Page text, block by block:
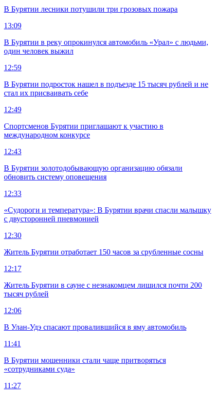
В Бурятии лесники потушили три грозовых пожара
13:09
В Бурятии в реку опрокинулся автомобиль «Урал» с людьми,
один человек выжил
12:59
В Бурятии подросток нашел в подъезде 15 тысяч рублей и не
стал их присваивать себе
12:49
Спортсменов Бурятии приглашают к участию в
международном конкурсе
12:43
В Бурятии золотодобывающую организацию обязали
обновить систему оповещения
12:33
«Судороги и температура»: В Бурятии врачи спасли малышку
с двусторонней пневмонией
12:30
Житель Бурятии отработает 150 часов за срубленные сосны
12:17
Житель Бурятии в сауне с незнакомцем лишился почти 200
тысяч рублей
12:06
В Улан-Удэ спасают провалившийся в яму автомобиль
11:41
В Бурятии мошенники стали чаще притворяться
«сотрудниками суда»
11:27